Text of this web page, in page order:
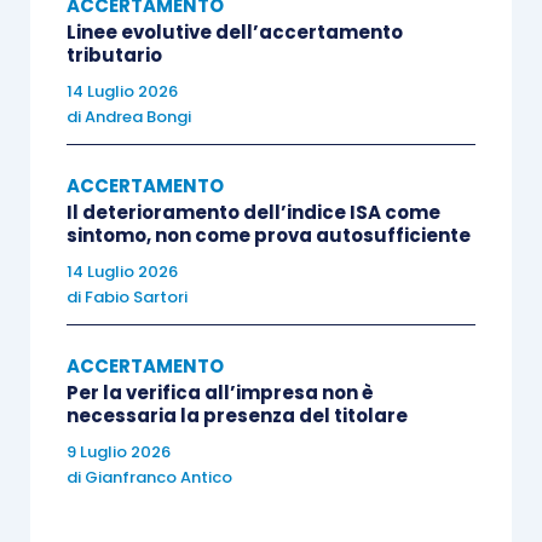
sono di entità superiore a quella degli introiti
presumere l’esistenza di
misura almeno pari al disavanzo».
Nel caso di specie, la Suprema Corte ha
evidenziato infatti che:«
segno negativo, oltre a rappresentare, sotto il
profilo formale, un’anomalia contabile, assurge,
secondo la trama argomentativa della sentenza
d’appello, a presunzione di omessa
contabilizzazione di guadagni (cfr.,Cass. n.
24509/2009;Cass. n. 27585/2008
ACCERTAMENTO
Linee evolutive dell’accertamento
tributario
14 Luglio 2026
diAndrea Bongi
ACCERTAMENTO
Il deterioramento dell’indice ISA come
sintomo, non come prova autosufficiente
14 Luglio 2026
di Fabio Sartori
ACCERTAMENTO
Per la verifica all’impresa non è
necessaria la presenza del titolare
9 Luglio 2026
di Gianfranco Antico